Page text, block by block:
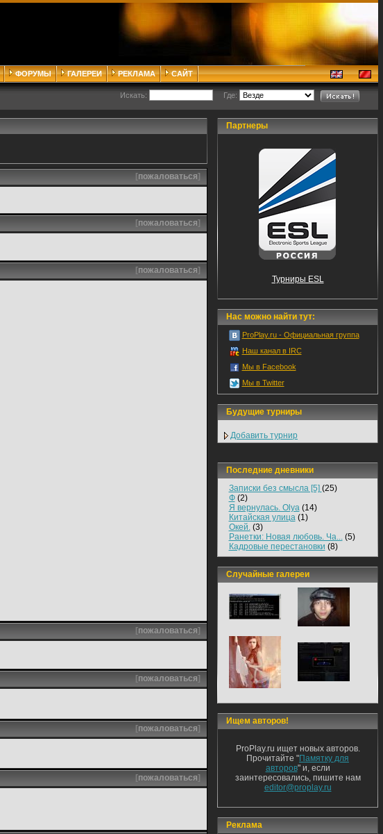
ФОРУМЫ ГАЛЕРЕИ РЕКЛАМА САЙТ
Искать: Где:
[пожаловаться]
[пожаловаться]
[пожаловаться]
[пожаловаться]
[пожаловаться]
[пожаловаться]
[пожаловаться]
Партнеры
Турниры ESL
Нас можно найти тут:
ProPlay.ru - Официальная группа
Наш канал в IRC
Мы в Facebook
Мы в Twitter
Будущие турниры
Добавить турнир
Последние дневники
Записки без смысла [5] (25)
Ф(2)
Я вернулась. Olya(14)
Китайская улица(1)
Окей.(3)
Ранетки: Новая любовь. Ча...(5)
Кадровые перестановки (8)
Случайные галереи
Ищем авторов!
ProPlay.ru ищет новых авторов.
Прочитайте "Памятку для
авторов" и, если
заинтересовались, пишите нам
editor@proplay.ru
Реклама